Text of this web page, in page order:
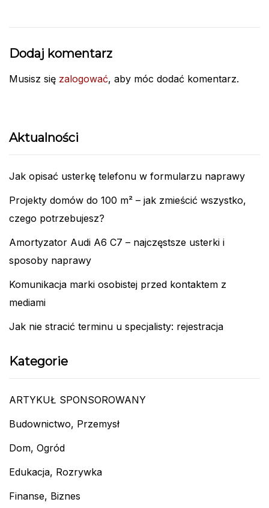
Dodaj komentarz
Musisz się zalogować, aby móc dodać komentarz.
Aktualności
Jak opisać usterkę telefonu w formularzu naprawy
Projekty domów do 100 m² – jak zmieścić wszystko,
czego potrzebujesz?
Amortyzator Audi A6 C7 – najczęstsze usterki i
sposoby naprawy
Komunikacja marki osobistej przed kontaktem z
mediami
Jak nie stracić terminu u specjalisty: rejestracja
Kategorie
ARTYKUŁ SPONSOROWANY
Budownictwo, Przemysł
Dom, Ogród
Edukacja, Rozrywka
Finanse, Biznes